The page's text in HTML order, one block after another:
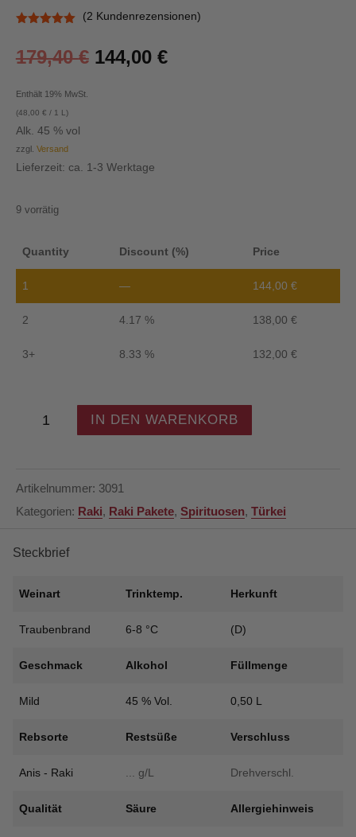
von 5,
basierend
Kundenbewe
rtungen
(2 Kundenrezensionen)
179,40€ 144,00 €
Enthält 19% MwSt.
(48,00 € / 1 L)
Alk. 45 % vol
zzgl. Versand
Lieferzeit: ca. 1-3 Werktage
9 vorrätig
Quantity Discount (%) Price
1 — 144,00 €
2 4.17 % 138,00 €
3+ 8.33 % 132,00 €
Premium
50cl
-
Vol.
6
1
Haus
IN DEN WARENKORB
Artikelnummer: 3091
Kategorien: Raki, Raki Pakete, Spirituosen, Türkei
Steckbrief
Weinart Trinktemp. Herkunft
Traubenbrand 6-8 °C (D)
Geschmack Alkohol Füllmenge
Mild 45 % Vol. 0,50 L
Rebsorte Restsüße Verschluss
Anis - Raki ... g/L Drehverschl.
Qualität Säure Allergiehinweis